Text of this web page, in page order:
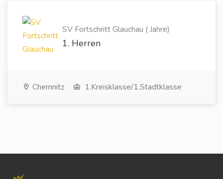
SV Fortschritt Glauchau ( Jahre)
1. Herren
Chemnitz 1.Kreisklasse/1.Stadtklasse